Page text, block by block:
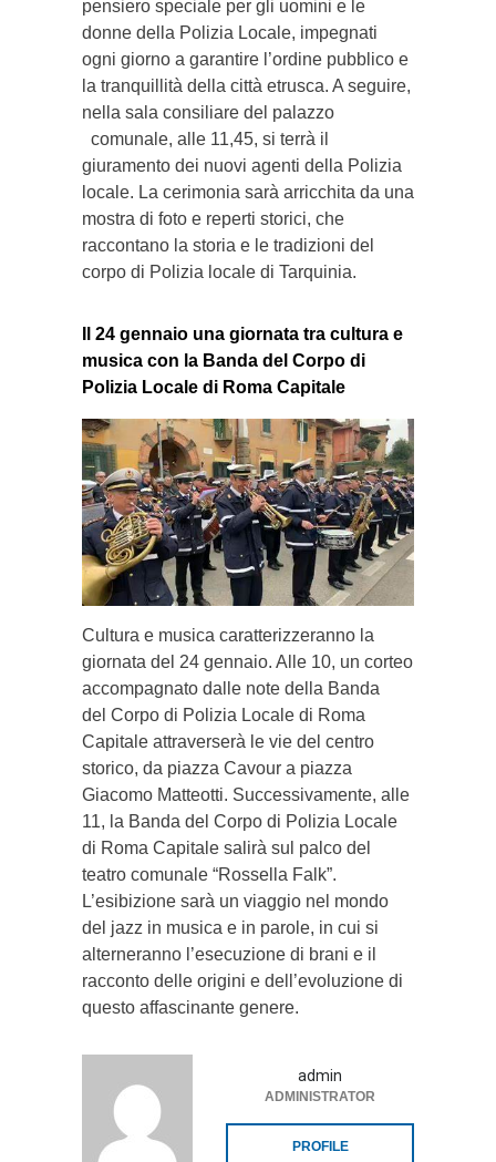
pensiero speciale per gli uomini e le
donne della Polizia Locale, impegnati
ogni giorno a garantire l’ordine pubblico e
la tranquillità della città etrusca. A seguire,
nella sala consiliare del palazzo
comunale, alle 11,45, si terrà il
giuramento dei nuovi agenti della Polizia
locale. La cerimonia sarà arricchita da una
mostra di foto e reperti storici, che
raccontano la storia e le tradizioni del
corpo di Polizia locale di Tarquinia.
Il 24 gennaio una giornata tra cultura e
musica con la Banda del Corpo di
Polizia Locale di Roma Capitale
Cultura e musica caratterizzeranno la
giornata del 24 gennaio. Alle 10, un corteo
accompagnato dalle note della Banda
del Corpo di Polizia Locale di Roma
Capitale attraverserà le vie del centro
storico, da piazza Cavour a piazza
Giacomo Matteotti. Successivamente, alle
11, la Banda del Corpo di Polizia Locale
di Roma Capitale salirà sul palco del
teatro comunale “Rossella Falk”.
L’esibizione sarà un viaggio nel mondo
del jazz in musica e in parole, in cui si
alterneranno l’esecuzione di brani e il
racconto delle origini e dell’evoluzione di
questo affascinante genere.
admin
ADMINISTRATOR
PROFILE